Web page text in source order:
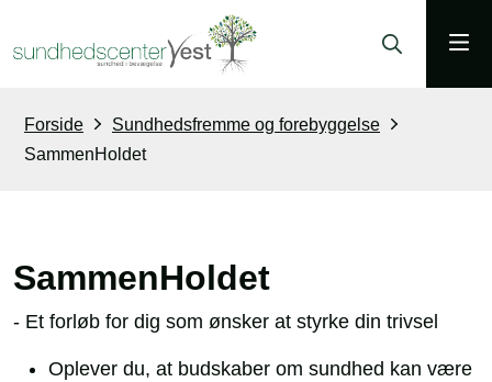
Forside
Sundhedsfremme og forebyggelse
SammenHoldet
SammenHoldet
- Et forløb for dig som ønsker at styrke din trivsel
Oplever du, at budskaber om sundhed kan være